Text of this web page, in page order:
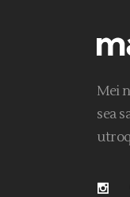
Mei
sea